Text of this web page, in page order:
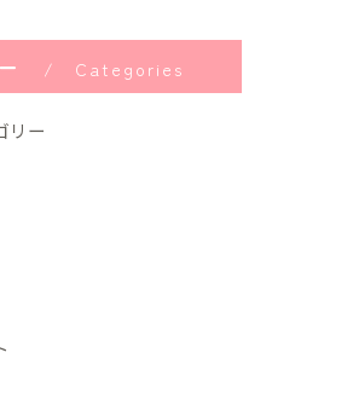
Categories
リー